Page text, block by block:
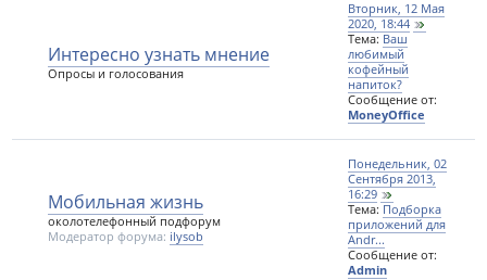
Интересно узнать мнение
Опросы и голосования
Вторник, 12 Мая
2020, 18:44
Тема: Ваш
любимый
кофейный
напиток?
Сообщение от:
MoneyOffice
Мобильная жизнь
околотелефонный подфорум
Модератор форума: ilysob
Понедельник, 02
Сентября 2013,
16:29
Тема: Подборка
приложений для
Andr...
Сообщение от:
Admin